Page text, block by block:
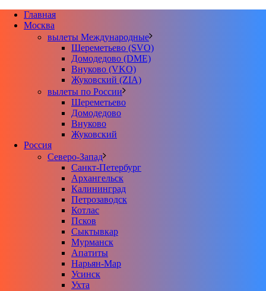
Главная
Москва
вылеты Международные
Шереметьево (SVO)
Домодедово (DME)
Внуково (VKO)
Жуковский (ZIA)
вылеты по России
Шереметьево
Домодедово
Внуково
Жуковский
Россия
Северо-Запад
Санкт-Петербург
Архангельск
Калининград
Петрозаводск
Котлас
Псков
Сыктывкар
Мурманск
Апатиты
Нарьян-Мар
Усинск
Ухта